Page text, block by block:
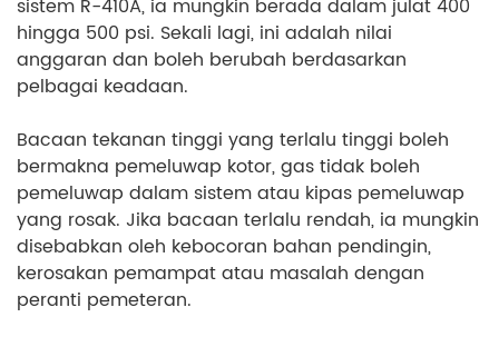
sistem R-410A, ia mungkin berada dalam julat 400
hingga 500 psi. Sekali lagi, ini adalah nilai
anggaran dan boleh berubah berdasarkan
pelbagai keadaan.
Bacaan tekanan tinggi yang terlalu tinggi boleh
bermakna pemeluwap kotor, gas tidak boleh
pemeluwap dalam sistem atau kipas pemeluwap
yang rosak. Jika bacaan terlalu rendah, ia mungkin
disebabkan oleh kebocoran bahan pendingin,
kerosakan pemampat atau masalah dengan
peranti pemeteran.